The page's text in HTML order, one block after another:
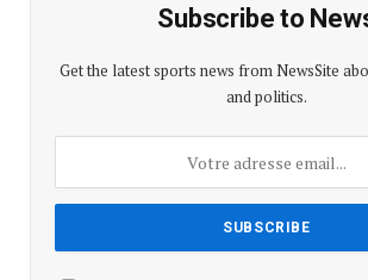
Subscribe to
Get the latest sports news from NewsSite
and politics.